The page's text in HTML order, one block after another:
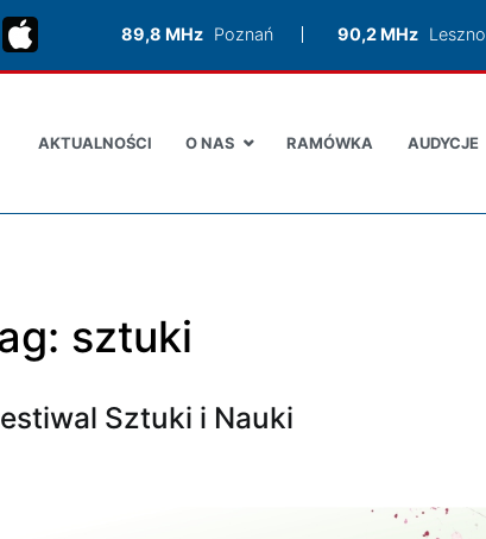
89,8 MHz Poznań 90,2 MHz Leszno
AKTUALNOŚCI O NAS RAMÓWKA AUDYCJE
sztuki
Sztuki i Nauki